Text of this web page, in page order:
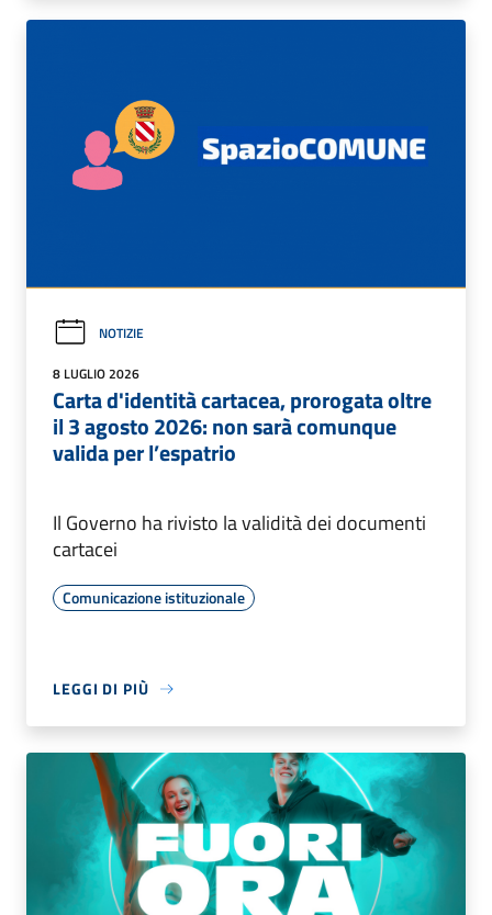
NOTIZIE
8 LUGLIO 2026
Carta d'identità cartacea, prorogata oltre
il 3 agosto 2026: non sarà comunque
valida per l’espatrio
Il Governo ha rivisto la validità dei documenti
cartacei
Comunicazione istituzionale
LEGGI DI PIÙ